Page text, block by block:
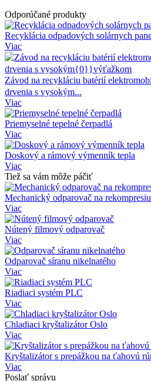
Odporúčané produkty
Recyklácia odpadových solárnych
Viac
Závod na recykláciu batérií
drvenia s vysokým...
Viac
Priemyselné tepelné čerpadlá
Viac
Doskový a rámový výmenník tepla
Viac
Tiež sa vám môže páčiť
Mechanický odparovač na
Viac
Nútený filmový odparovač
Viac
Odparovač síranu nikelnatého
Viac
Riadiaci systém PLC
Viac
Chladiaci kryštalizátor Oslo
Viac
Kryštalizátor s prepážkou na ťahovú
Viac
Poslať správu